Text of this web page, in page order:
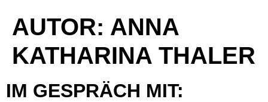
AUTOR: ANNA
KATHARINA THALER
IM GESPRÄCH MIT: